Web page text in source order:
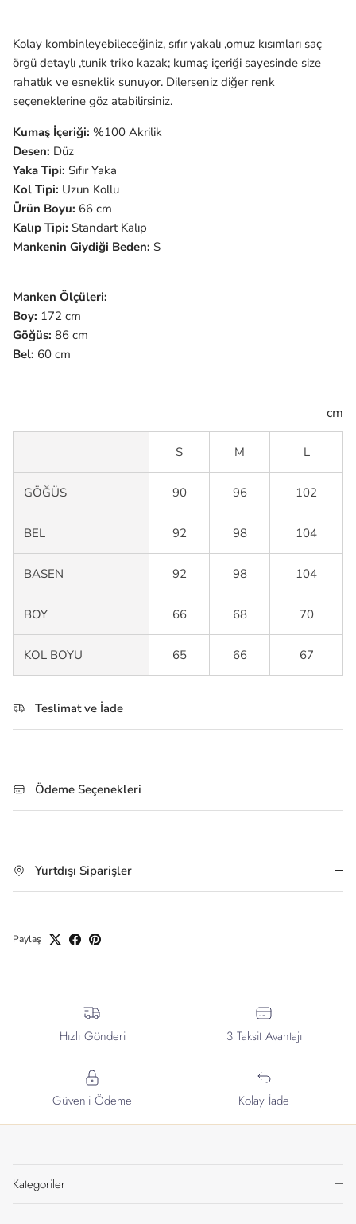
Kolay kombinleyebileceğiniz, sıfır yakalı ,omuz kısımları saç
örgü detaylı ,tunik triko kazak; kumaş içeriği sayesinde size
rahatlık ve esneklik sunuyor. Dilerseniz diğer renk
seçeneklerine göz atabilirsiniz.
Kumaş İçeriği: %100 Akrilik
Desen: Düz
Yaka Tipi: Sıfır Yaka
Kol Tipi: Uzun Kollu
Ürün Boyu: 66 cm
Kalıp Tipi: Standart Kalıp
Mankenin Giydiği Beden: S
Manken Ölçüleri:
Boy: 172 cm
Göğüs: 86 cm
Bel: 60 cm
cm
S M L
GÖĞÜS 90 96 102
BEL 92 98 104
BASEN 92 98 104
BOY 66 68 70
KOL BOYU 65 66 67
Teslimat ve İade
Ödeme Seçenekleri
Yurtdışı Siparişler
Paylaş
Hızlı Gönderi 3 Taksit Avantajı
Güvenli Ödeme Kolay İade
Kategoriler